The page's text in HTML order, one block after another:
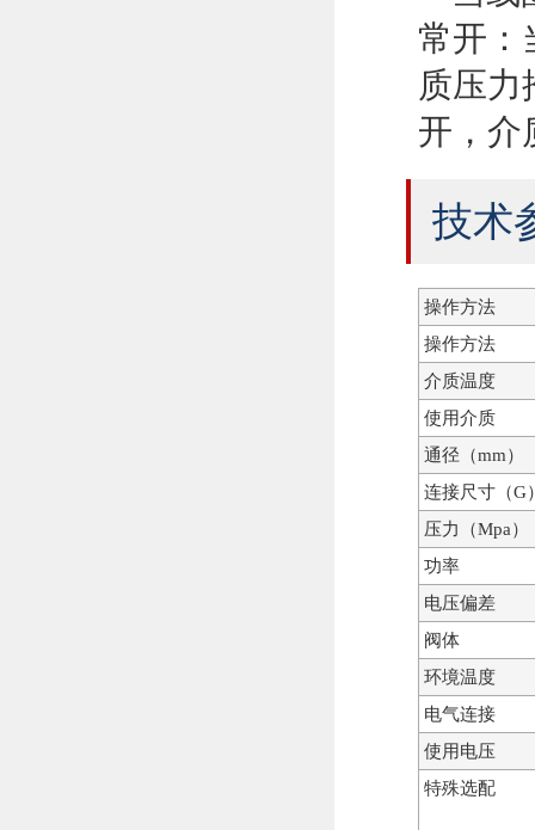
常开：
质压力
开，介
技术
操作方法
操作方法
介质温度
使用介质
通径（mm）
连接尺寸（G
压力（Mpa）
功率
电压偏差
阀体
环境温度
电气连接
使用电压
特殊选配